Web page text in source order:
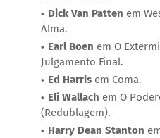
Dick Van Patten em
Alma.
Earl Boen em O
Julgamento Final.
Ed Harrisem Coma.
Eli Wallach em O
(Redublagem).
Harry Dean Stanton